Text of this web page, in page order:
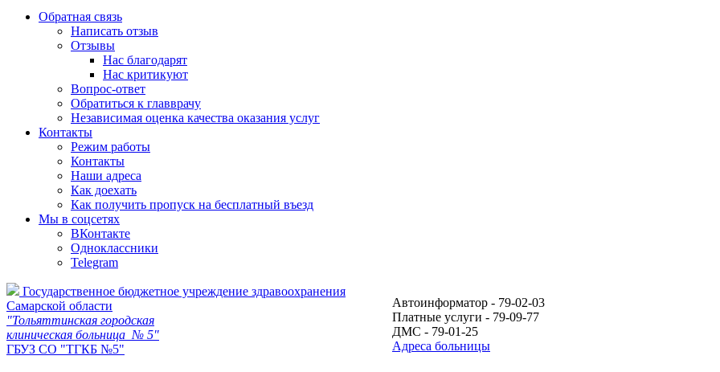
Обратная связь
Написать отзыв
Отзывы
Нас благодарят
Нас критикуют
Вопрос-ответ
Обратиться к главврачу
Независимая оценка качества оказания услуг
Контакты
Режим работы
Контакты
Наши адреса
Как доехать
Как получить пропуск на бесплатный въезд
Мы в соцсетях
ВКонтакте
Одноклассники
Telegram
Государственное бюджетное учреждение здравоохранения
Самарской области
"Тольяттинская городская
клиническая больница № 5"
ГБУЗ СО "ТГКБ №5"
Автоинформатор - 79-02-03
Платные услуги - 79-09-77
ДМС - 79-01-25
Адреса больницы